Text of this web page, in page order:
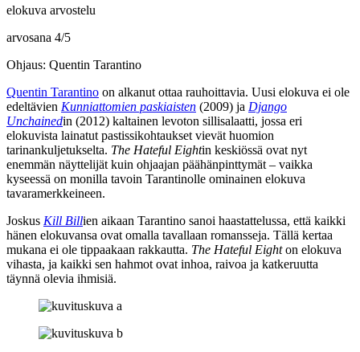
elokuva arvostelu
arvosana 4/5
Ohjaus: Quentin Tarantino
Quentin Tarantino on alkanut ottaa rauhoittavia. Uusi elokuva ei ole
edeltävien Kunniattomien paskiaisten (2009) ja Django
Unchainedin (2012) kaltainen levoton sillisalaatti, jossa eri
elokuvista lainatut pastissikohtaukset vievät huomion
tarinankuljetukselta. The Hateful Eightin keskiössä ovat nyt
enemmän näyttelijät kuin ohjaajan päähänpinttymät – vaikka
kyseessä on monilla tavoin Tarantinolle ominainen elokuva
tavaramerkkeineen.
Joskus Kill Billien aikaan Tarantino sanoi haastattelussa, että kaikki
hänen elokuvansa ovat omalla tavallaan romansseja. Tällä kertaa
mukana ei ole tippaakaan rakkautta. The Hateful Eighton elokuva
vihasta, ja kaikki sen hahmot ovat inhoa, raivoa ja katkeruutta
täynnä olevia ihmisiä.